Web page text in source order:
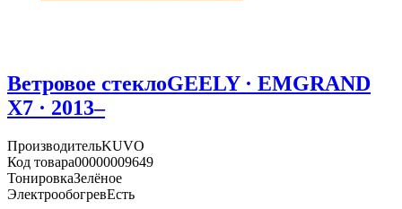
Ветровое стеклоGEELY · EMGRAND
X7 · 2013–
ПроизводительKUVO
Код товара00000009649
ТонировкаЗелёное
ЭлектрообогревЕсть